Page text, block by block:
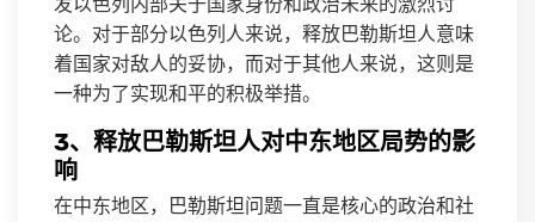
论。对于部分以色列人来说，释放巴勒斯坦人意味
着国家对敌人的妥协，而对于其他人来说，这则是
一种为了实现和平的积极举措。
3、释放巴勒斯坦人对中东地区局势的影
响
在中东地区，巴勒斯坦问题一直是核心的政治和社